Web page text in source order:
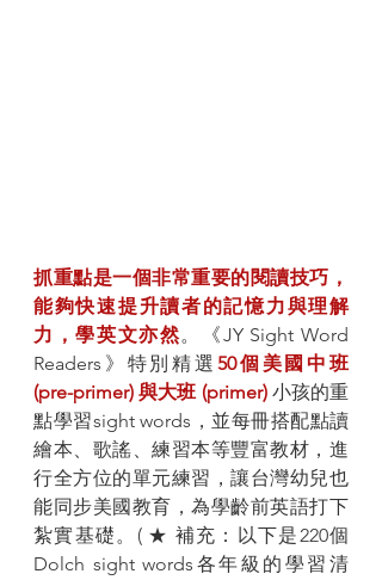
抓重點是一個非常重要的閱讀技巧，
能夠快速提升讀者的記憶力與理解
力，學英文亦然。《JY Sight Word
Readers》特別精選 50個美國中班
(pre-primer) 與大班 (primer) 小孩的重
點學習sight words，並每冊搭配點讀
繪本、歌謠、練習本等豐富教材，進
行全方位的單元練習，讓台灣幼兒也
能同步美國教育，為學齡前英語打下
紮實基礎。( ★ 補充：以下是220個
Dolch sight words各年級的學習清